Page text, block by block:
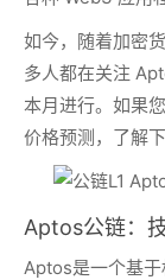
如今，随着加密
多人都在关注
本月进行。如果
价格预测，了解下
Aptos公链：
Aptos是一个基